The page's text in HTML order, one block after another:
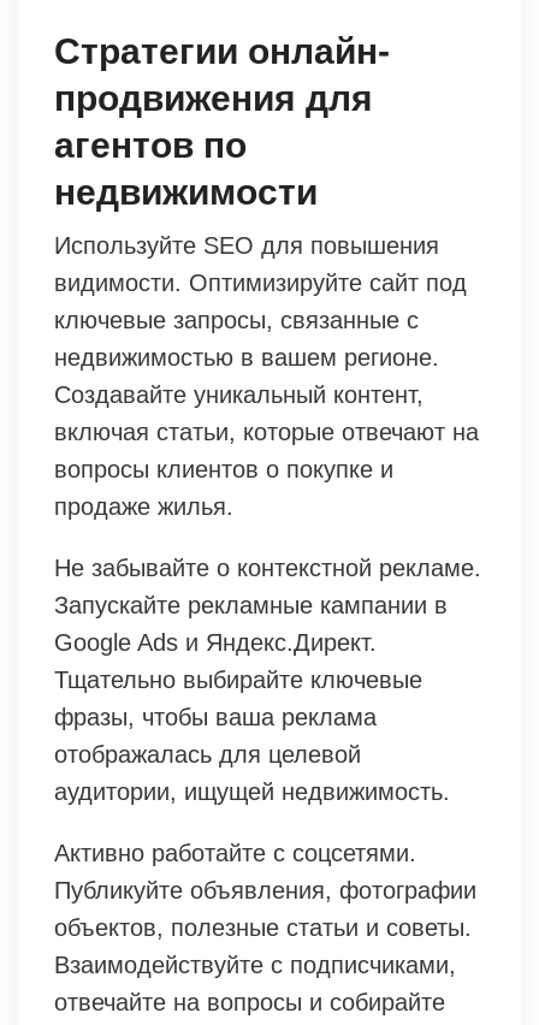
Стратегии онлайн-
продвижения для
агентов по
недвижимости
Используйте SEO для повышения
видимости. Оптимизируйте сайт под
ключевые запросы, связанные с
недвижимостью в вашем регионе.
Создавайте уникальный контент,
включая статьи, которые отвечают на
вопросы клиентов о покупке и
продаже жилья.
Не забывайте о контекстной рекламе.
Запускайте рекламные кампании в
Google Ads и Яндекс.Директ.
Тщательно выбирайте ключевые
фразы, чтобы ваша реклама
отображалась для целевой
аудитории, ищущей недвижимость.
Активно работайте с соцсетями.
Публикуйте объявления, фотографии
объектов, полезные статьи и советы.
Взаимодействуйте с подписчиками,
отвечайте на вопросы и собирайте